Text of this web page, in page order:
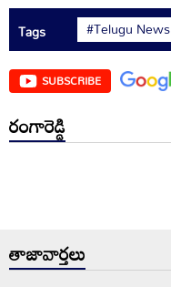
Tags #Telugu News
SUBSCRIBE
రంగారెడ్డి
తాజావార్తలు